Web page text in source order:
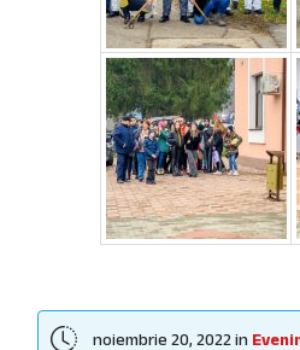
noiembrie 20, 2022in